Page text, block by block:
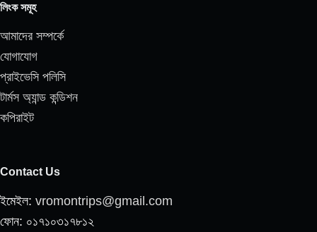
লিংক সমূহ
আমাদের সম্পর্কে
যোগাযোগ
প্রাইভেসি পলিসি
টার্মস অ্যান্ড কন্ডিশন
কপিরাইট
Contact Us
ইমেইল: vromontrips@gmail.com
ফোন: ০১৭১০৩১৭৮১২